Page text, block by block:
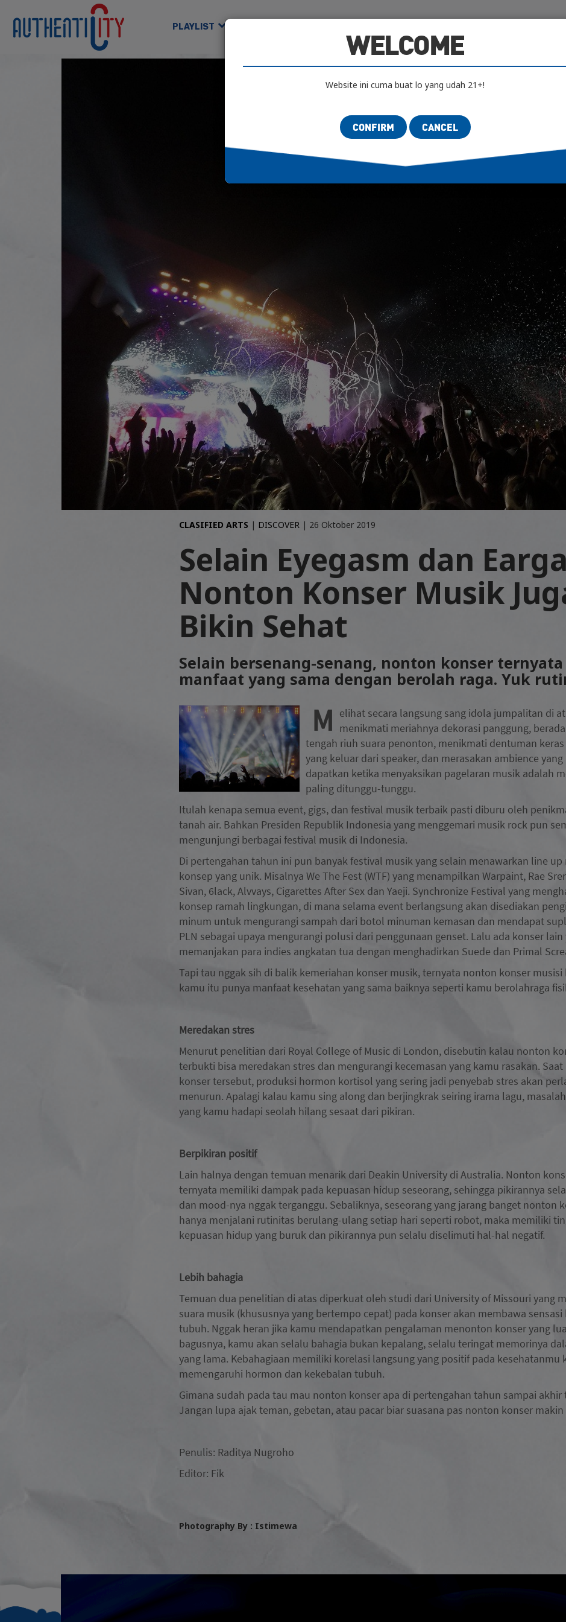
PLAYLIST
CLASIFIED ARTS | DISCOVER | 26 Oktober 2019
Selain Eyegasm dan
Nonton Konser Musik
Bikin Sehat
Selain bersenang-senang, nonton konser
manfaat yang sama dengan berolah raga. Yuk
M elihat secara langsung sang idola jumpalitan di
menikmati meriahnya dekorasi panggung,
tengah riuh suara penonton, menikmati dentuman
yang keluar dari speaker, dan merasakan ambience yang
dapatkan ketika menyaksikan pagelaran musik adalah
paling ditunggu-tunggu.
Itulah kenapa semua event, gigs, dan festival musik terbaik pasti diburu oleh
tanah air. Bahkan Presiden Republik Indonesia yang menggemari musik rock pun
mengunjungi berbagai festival musik di Indonesia.
Di pertengahan tahun ini pun banyak festival musik yang selain menawarkan line up
konsep yang unik. Misalnya We The Fest (WTF) yang menampilkan Warpaint, Rae
Sivan, 6lack, Alvvays, Cigarettes After Sex dan Yaeji. Synchronize Festival yang
konsep ramah lingkungan, di mana selama event berlangsung akan disediakan
minum untuk mengurangi sampah dari botol minuman kemasan dan mendapat
PLN sebagai upaya mengurangi polusi dari penggunaan genset. Lalu ada konser lain
memanjakan para indies angkatan tua dengan menghadirkan Suede dan Primal
Tapi tau nggak sih di balik kemeriahan konser musik, ternyata nonton konser musisi
kamu itu punya manfaat kesehatan yang sama baiknya seperti kamu berolahraga
Meredakan stres
Menurut penelitian dari Royal College of Music di London, disebutin kalau nonton
terbukti bisa meredakan stres dan mengurangi kecemasan yang kamu rasakan.
konser tersebut, produksi hormon kortisol yang sering jadi penyebab stres akan
menurun. Apalagi kalau kamu sing along dan berjingkrak seiring irama lagu,
yang kamu hadapi seolah hilang sesaat dari pikiran.
Berpikiran positif
Lain halnya dengan temuan menarik dari Deakin University di Australia. Nonton
ternyata memiliki dampak pada kepuasan hidup seseorang, sehingga pikirannya
dan mood-nya nggak terganggu. Sebaliknya, seseorang yang jarang banget nonton
hanya menjalani rutinitas berulang-ulang setiap hari seperti robot, maka memiliki
kepuasan hidup yang buruk dan pikirannya pun selalu diselimuti hal-hal negatif.
Lebih bahagia
Temuan dua penelitian di atas diperkuat oleh studi dari University of Missouri yang
suara musik (khususnya yang bertempo cepat) pada konser akan membawa sensasi
tubuh. Nggak heran jika kamu mendapatkan pengalaman menonton konser yang
bagusnya, kamu akan selalu bahagia bukan kepalang, selalu teringat memorinya
yang lama. Kebahagiaan memiliki korelasi langsung yang positif pada kesehatanmu
memengaruhi hormon dan kekebalan tubuh.
Gimana sudah pada tau mau nonton konser apa di pertengahan tahun sampai akhir
Jangan lupa ajak teman, gebetan, atau pacar biar suasana pas nonton konser makin
Penulis: Raditya Nugroho
Editor: Fik
Photography By : Istimewa
WELCOME
Website ini cuma buat lo yang udah 21+!
CONFIRM CANCEL